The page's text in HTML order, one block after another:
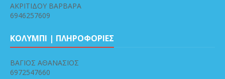
ΑΚΡΙΤΙΔΟΥ ΒΑΡΒΑΡΑ
6946257609
ΚΟΛΥΜΠΙ | ΠΛΗΡΟΦΟΡΙΕΣ
ΒΑΓΙΟΣ ΑΘΑΝΑΣΙΟΣ
6972547660